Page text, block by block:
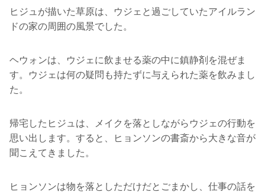
ヒジュが描いた草原は、ウジェと過ごしていたアイルラン
ドの家の周囲の風景でした。
ヘウォンは、ウジェに飲ませる薬の中に鎮静剤を混ぜま
す。ウジェは何の疑問も持たずに与えられた薬を飲みまし
た。
帰宅したヒジュは、メイクを落としながらウジェの行動を
思い出します。すると、ヒョンソンの書斎から大きな音が
聞こえてきました。
ヒョンソンは物を落としただけだとごまかし、仕事の話を